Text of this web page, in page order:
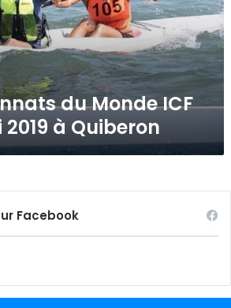
du Monde ICF
à Quiberon
Facebook